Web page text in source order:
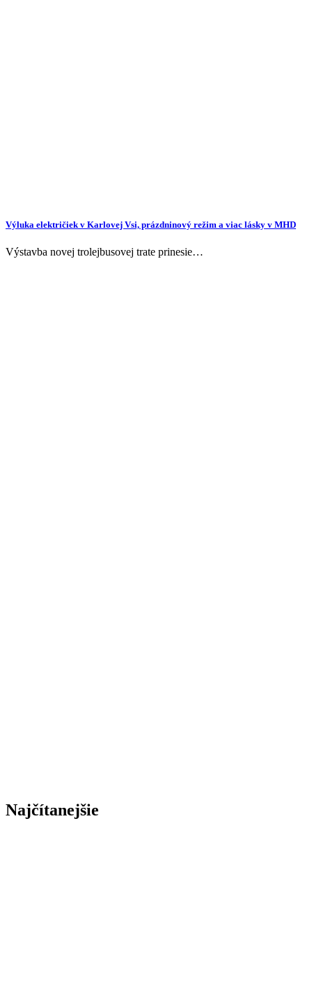
Výluka električiek v Karlovej Vsi, prázdninový režim a viac lásky v MHD
Výstavba novej trolejbusovej trate prinesie…
Najčítanejšie